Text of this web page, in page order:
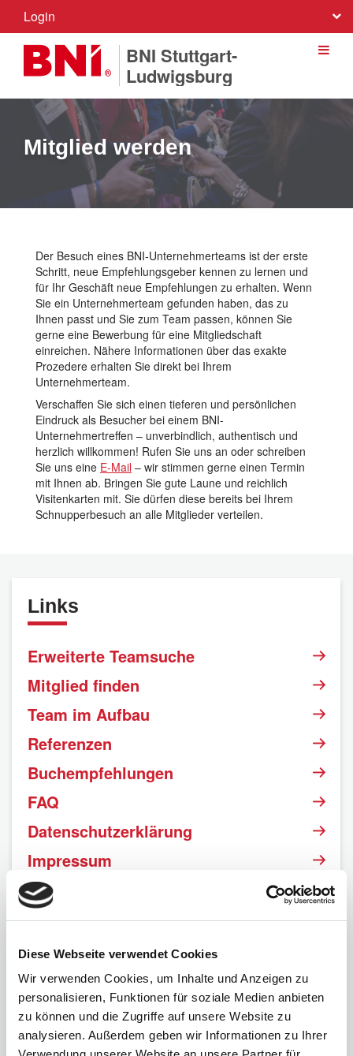
Diese Webseite verwendet Cookies
Wir verwenden Cookies, um Inhalte und Anzeigen zu
personalisieren, Funktionen für soziale Medien anbieten
zu können und die Zugriffe auf unsere Website zu
analysieren. Außerdem geben wir Informationen zu Ihrer
Login
BNI Stuttgart-
Ludwigsburg
Mitglied werden
Der Besuch eines BNI-Unternehmerteams ist der erste
Schritt, neue Empfehlungsgeber kennen zu lernen und
für Ihr Geschäft neue Empfehlungen zu erhalten. Wenn
Sie ein Unternehmerteam gefunden haben, das zu
Ihnen passt und Sie zum Team passen, können Sie
gerne eine Bewerbung für eine Mitgliedschaft
einreichen. Nähere Informationen über das exakte
Prozedere erhalten Sie direkt bei Ihrem
Unternehmerteam.
Verschaffen Sie sich einen tieferen und persönlichen
Eindruck als Besucher bei einem BNI-
Unternehmertreffen – unverbindlich, authentisch und
herzlich willkommen! Rufen Sie uns an oder schreiben
Sie uns eine E-Mail– wir stimmen gerne einen Termin
mit Ihnen ab. Bringen Sie gute Laune und reichlich
Visitenkarten mit. Sie dürfen diese bereits bei Ihrem
Links
Erweiterte Teamsuche
Mitglied finden
Team im Aufbau
Referenzen
Buchempfehlungen
FAQ
Datenschutzerklärung
Impressum